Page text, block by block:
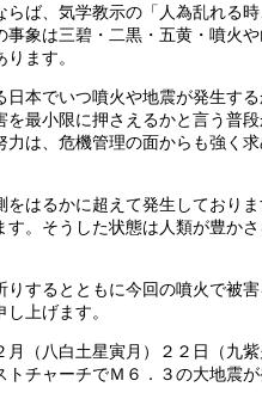
ば、気学教示の「人為乱れる時
事象は三碧・二黒・五黄・噴火
ます。
日本でいつ噴火や地震が発生す
を最小限に押さえるかと言う普
力は、危機管理の面からも強く
をはるかに超えて発生しており
す。そうした状態は人類が豊か
りするとともに今回の噴火で被
上げます。
月（八白土星寅月）２２日（九
チャーチでＭ６．３の大地震が